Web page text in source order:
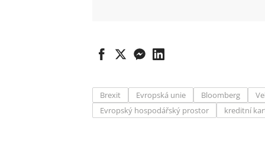
Brexit Evropská unie Bloomberg
Evropský hospodářský prostor
kreditní